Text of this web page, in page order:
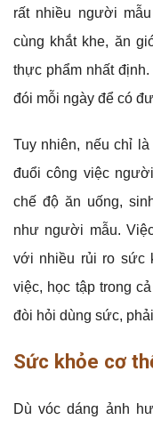
rất nhiều người
cùng khắt khe, ăn
thực phẩm nhất
đói mỗi ngày để có
Tuy nhiên, nếu chỉ
đuổi công việc
chế độ ăn uống,
như người mẫu.
với nhiều rủi ro sức
việc, học tập trong
đòi hỏi dùng sức,
Sức khỏe cơ
Dù vóc dáng ảnh